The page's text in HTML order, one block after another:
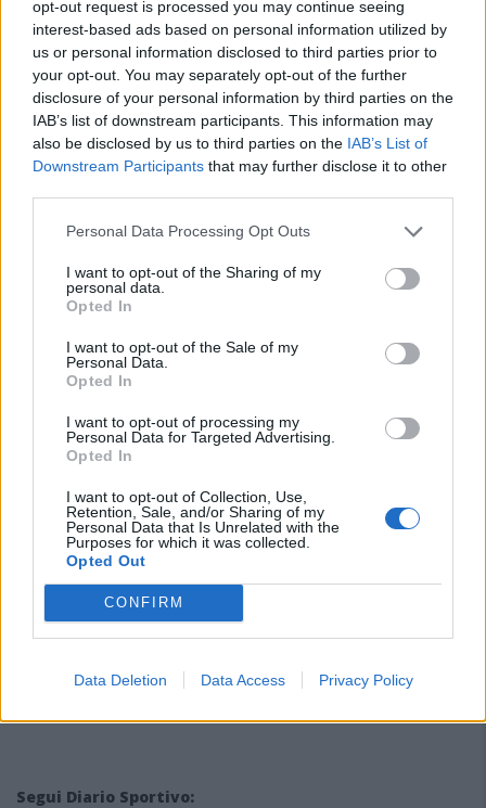
opt-out request is processed you may continue seeing
interest-based ads based on personal information utilized by
us or personal information disclosed to third parties prior to
your opt-out. You may separately opt-out of the further
disclosure of your personal information by third parties on the
IAB’s list of downstream participants. This information may
also be disclosed by us to third parties on the IAB’s List of
Downstream Participants that may further disclose it to other
Personal Data Processing Opt Outs
I want to opt-out of the Sharing of my
personal data.
Opted In
I want to opt-out of the Sale of my
Personal Data.
Opted In
I want to opt-out of processing my
Personal Data for Targeted Advertising.
Opted In
I want to opt-out of Collection, Use,
Retention, Sale, and/or Sharing of my
Personal Data that Is Unrelated with the
Purposes for which it was collected.
Opted Out
CONFIRM
Data Deletion Data Access Privacy Policy
Il Monastir riparte dai pilastri Masia, Pinna e
Aloia, il primo acquisto è Loru
7 Ago 2026
Gran colpo dell'Ossese, per la difesa c'è l'ex
Torres Riccardo Idda
7 Ago 2026
Cabrera, Tesio, Limongelli, Bolzicco e tanti
7 Ago 2026
Sportiva in Srl
7 Ago 2026
Segui Diario Sportivo: